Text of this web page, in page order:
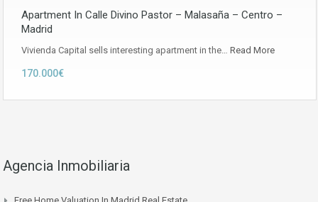
Apartment In Calle Divino Pastor – Malasaña – Centro –
Madrid
Vivienda Capital sells interesting apartment in the… Read More
170.000€
Agencia Inmobiliaria